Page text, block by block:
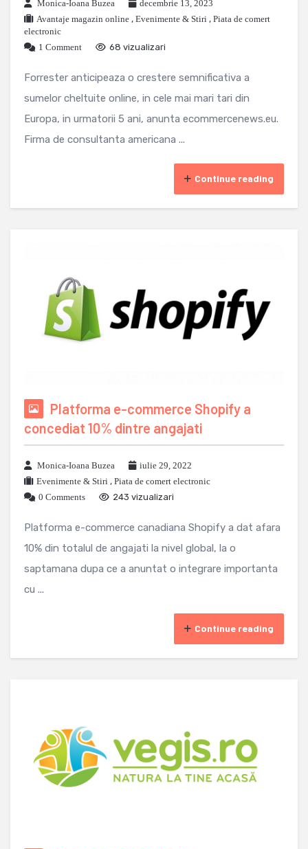
Monica-Ioana Buzea
decembrie 13, 2023
Avantaje magazin online , Evenimente & Stiri , Piata de comert
electronic
1 Comment
68 vizualizari
Forrester anticipeaza o crestere semnificativa a
sumelor cheltuite online, in cele mai mari tari din
Europa, in urmatorii 5 ani, anunta ecommercenews.eu.
Firma de consultanta americana ...
Continue reading
Platforma e-commerce Shopify a
concediat 10% dintre angajati
Monica-Ioana Buzea
iulie 29, 2022
Evenimente & Stiri , Piata de comert electronic
0 Comments
243 vizualizari
Platforma e-commerce canadiana Shopify a dat afara
10% din totalul de angajati la nivel global, la o
saptamana dupa ce a anuntat o integrare importanta
cu ...
Continue reading